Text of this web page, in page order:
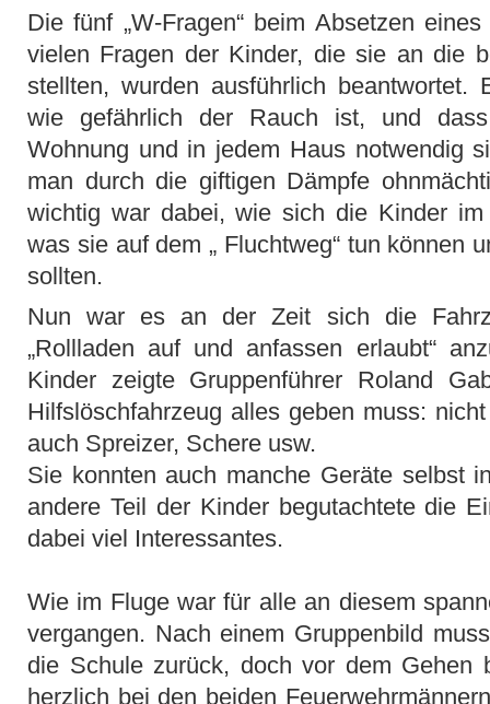
Die fünf „W-Fragen“ beim Absetzen
vielen Fragen der Kinder, die sie an die
stellten, wurden ausführlich beantwortet.
wie gefährlich der Rauch ist, und
Wohnung und in jedem Haus notwendig
man durch die giftigen Dämpfe
wichtig war dabei, wie sich die Kinder
was sie auf dem „ Fluchtweg“ tun können
sollten.
Nun war es an der Zeit sich die
„Rollladen auf und anfassen erlaubt“
Kinder zeigte Gruppenführer Roland
Hilfslöschfahrzeug alles geben muss:
auch Spreizer, Schere usw.
Sie konnten auch manche Geräte selbst
andere Teil der Kinder begutachtete die
dabei viel Interessantes.
Wie im Fluge war für alle an diesem
vergangen. Nach einem Gruppenbild
die Schule zurück, doch vor dem Gehen
herzlich bei den beiden